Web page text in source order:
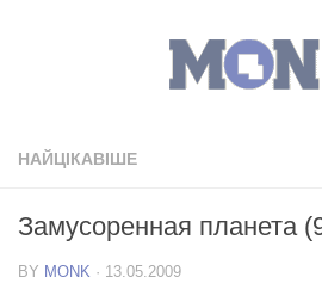
НАЙЦІКАВІШЕ
Замусоренная планета
BY MONK · 13.05.2009